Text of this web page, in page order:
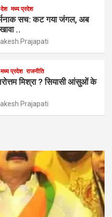
देश मध्य प्रदेश
सच: कट गया जंगल, अब
..
Prajapati
मध्य प्रदेश राजनीति
मिश्रा ? सियासी आंसुओं के
Prajapati